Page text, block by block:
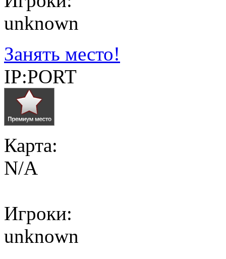
unknown
Занять место!
IP:PORT
Карта:
N/A
Игроки:
unknown